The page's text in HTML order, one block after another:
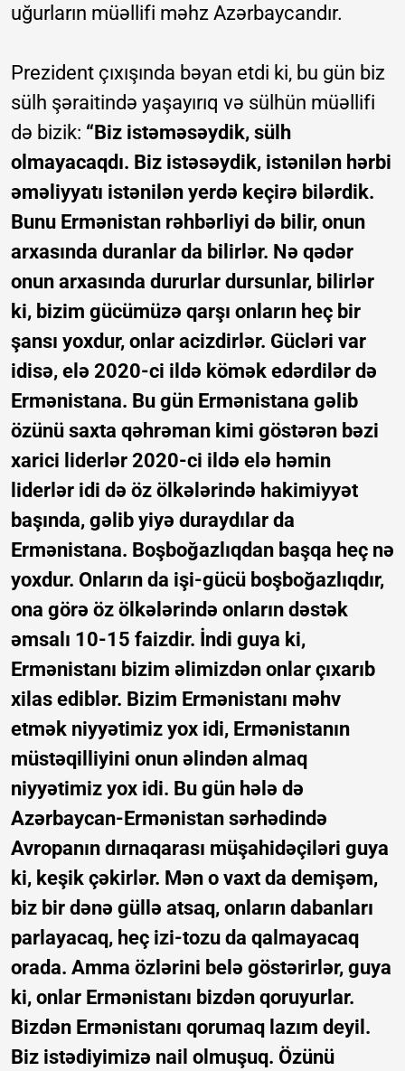
uğurların müəllifi məhz Azərbaycandır.
Prezident çıxışında bəyan etdi ki, bu gün biz
sülh şəraitində yaşayırıq və sülhün müəllifi
də bizik: “Biz istəməsəydik, sülh
olmayacaqdı. Biz istəsəydik, istənilən hərbi
əməliyyatı istənilən yerdə keçirə bilərdik.
Bunu Ermənistan rəhbərliyi də bilir, onun
arxasında duranlar da bilirlər. Nə qədər
onun arxasında dururlar dursunlar, bilirlər
ki, bizim gücümüzə qarşı onların heç bir
şansı yoxdur, onlar acizdirlər. Gücləri var
idisə, elə 2020-ci ildə kömək edərdilər də
Ermənistana. Bu gün Ermənistana gəlib
özünü saxta qəhrəman kimi göstərən bəzi
xarici liderlər 2020-ci ildə elə həmin
liderlər idi də öz ölkələrində hakimiyyət
başında, gəlib yiyə duraydılar da
Ermənistana. Boşboğazlıqdan başqa heç nə
yoxdur. Onların da işi-gücü boşboğazlıqdır,
ona görə öz ölkələrində onların dəstək
əmsalı 10-15 faizdir. İndi guya ki,
Ermənistanı bizim əlimizdən onlar çıxarıb
xilas ediblər. Bizim Ermənistanı məhv
etmək niyyətimiz yox idi, Ermənistanın
müstəqilliyini onun əlindən almaq
niyyətimiz yox idi. Bu gün hələ də
Azərbaycan-Ermənistan sərhədində
Avropanın dırnaqarası müşahidəçiləri guya
ki, keşik çəkirlər. Mən o vaxt da demişəm,
biz bir dənə güllə atsaq, onların dabanları
parlayacaq, heç izi-tozu da qalmayacaq
orada. Amma özlərini belə göstərirlər, guya
ki, onlar Ermənistanı bizdən qoruyurlar.
Bizdən Ermənistanı qorumaq lazım deyil.
Biz istədiyimizə nail olmuşuq. Özünü